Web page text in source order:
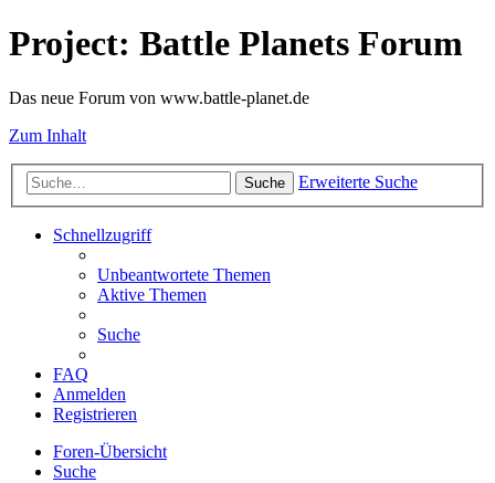
Project: Battle Planets Forum
Das neue Forum von www.battle-planet.de
Zum Inhalt
Suche Erweiterte Suche
Schnellzugriff
Unbeantwortete Themen
Aktive Themen
Suche
FAQ
Anmelden
Registrieren
Foren-Übersicht
Suche